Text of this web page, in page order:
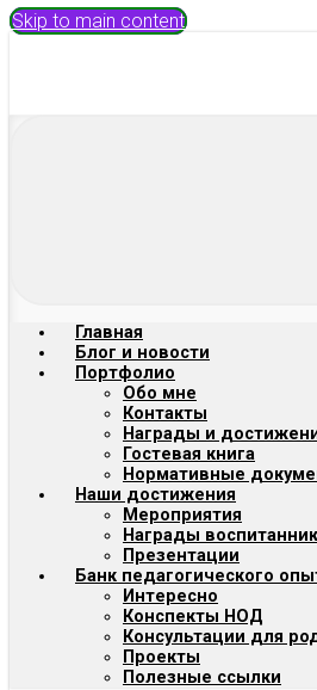
Skip to main content
Главная
Блог и новости
Портфолио
Обо мне
Контакты
Награды и
Гостевая книга
Нормативные
Наши достижения
Мероприятия
Награды
Презентации
Банк педагогического
Интересно
Конспекты НОД
Консультации для
Проекты
Полезные ссылки